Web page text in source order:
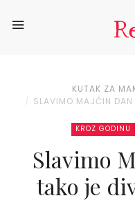
KUTAK ZA
SLAVIMO MAJČIN
KROZ GODINU
Slavimo
tako je